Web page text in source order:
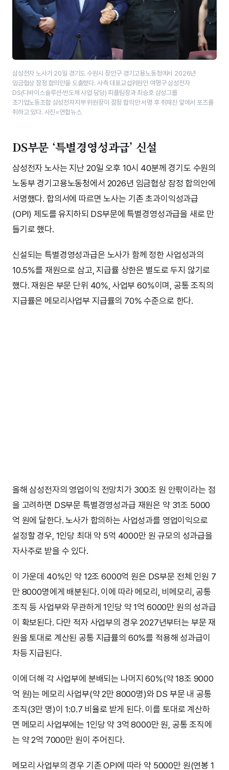
삼성전자 노사가 20일 경기도 수원시 장안구 경기고용노동청에서 2026년
임금협상 잠정 합의안을 도출했다. 사측 대표교섭위원인 여명구 삼성전자
DS(디바이스솔루션·반도체 사업 담당) 피플팀장과 최승호 삼성그룹
초기업노동조합 삼성전자지부 위원장이 잠정 합의안 서명 후 취재진 앞에서 포즈를
취하고 있다. 사진=연합뉴스
DS부문 ‘특별경영성과급’ 신설
삼성전자 노사는 지난 20일 오후 10시 40분께 경기도 수원의
노동부 경기고용노동청에서 2026년 임금협상 잠정 합의안에
서명했다. 합의서에 따르면 노사는 기존 초과이익성과급
(OPI) 제도를 유지하되 DS부문에 특별경영성과급을 새로 만
들기로 했다.
신설되는 특별경영성과급은 노사가 함께 정한 사업성과의
10.5%를 재원으로 삼고, 지급률 상한은 별도로 두지 않기로
했다. 재원은 부문 단위 40%, 사업부 60%이며, 공통 조직의
지급률은 메모리사업부 지급률의 70% 수준으로 한다.
올해 삼성전자의 영업이익 전망치가 300조 원 안팎이라는 점
을 고려하면 DS부문 특별경영성과급 재원은 약 31조 5000
억 원에 달한다. 노사가 합의하는 사업성과를 영업이익으로
설정할 경우, 1인당 최대 약 5억 4000만 원 규모의 성과급을
자사주로 받을 수 있다.
이 가운데 40%인 약 12조 6000억 원은 DS부문 전체 인원 7
만 8000명에게 배분된다. 이에 따라 메모리, 비메모리, 공통
조직 등 사업부와 무관하게 1인당 약 1억 6000만 원의 성과급
이 확보된다. 다만 적자 사업부의 경우 2027년부터는 부문 재
원을 토대로 계산된 공통 지급률의 60%를 적용해 성과급이
차등 지급된다.
이에 더해 각 사업부에 분배되는 나머지 60%(약 18조 9000
억 원)는 메모리 사업부(약 2만 8000명)와 DS 부문 내 공통
조직(3만 명)이 1:0.7 비율로 받게 된다. 이를 토대로 계산하
면 메모리 사업부에는 1인당 약 3억 8000만 원, 공통 조직에
는 약 2억 7000만 원이 주어진다.
메모리 사업부의 경우 기존 OPI에 따라 약 5000만 원(연봉 1